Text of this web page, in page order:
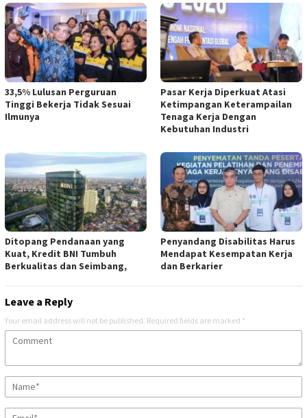
33,5% Lulusan Perguruan
Tinggi Bekerja Tidak Sesuai
Ilmunya
Pasar Kerja Diperkuat Atasi
Ketimpangan Keterampailan
Tenaga Kerja Dengan
Kebutuhan Industri
Ditopang Pendanaan yang
Kuat, Kredit BNI Tumbuh
Berkualitas dan Seimbang,
Penyandang Disabilitas Harus
Mendapat Kesempatan Kerja
dan Berkarier
Leave a Reply
Your email address will not be published. Required fields are marked *